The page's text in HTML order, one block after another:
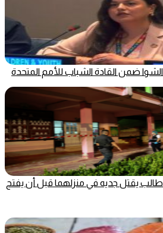
ضمن القادة الشباب للأمم المتحدة
طالب يقتل جديه في منزلهما قبل أن يفتح